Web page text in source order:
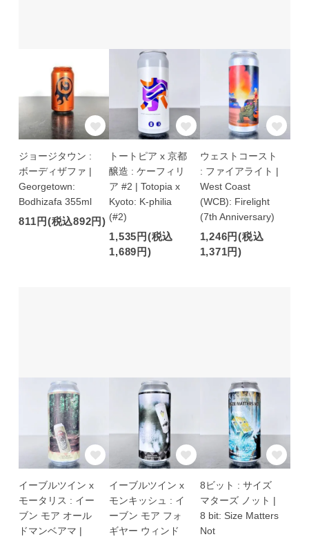
ジョージタウン :
ボーディザファ |
Georgetown:
Bodhizafa 355ml
811円(税込892円)
トートピア x 京都
醸造 : ケーフィリ
ア #2 | Totopia x
Kyoto: K-philia
(#2)
1,535円(税込
1,689円)
ウェストコースト
: ファイアライト |
West Coast
(WCB): Firelight
(7th Anniversary)
1,246円(税込
1,371円)
イーブルツイン x
モータリス : イー
ブン モア オール
ドマンベアマ |
イーブルツイン x
モンキッシュ : イ
ーブン モア フォ
ギヤー ウィンド
8ビット : サイズ
マターズ ノット |
8 bit: Size Matters
Not